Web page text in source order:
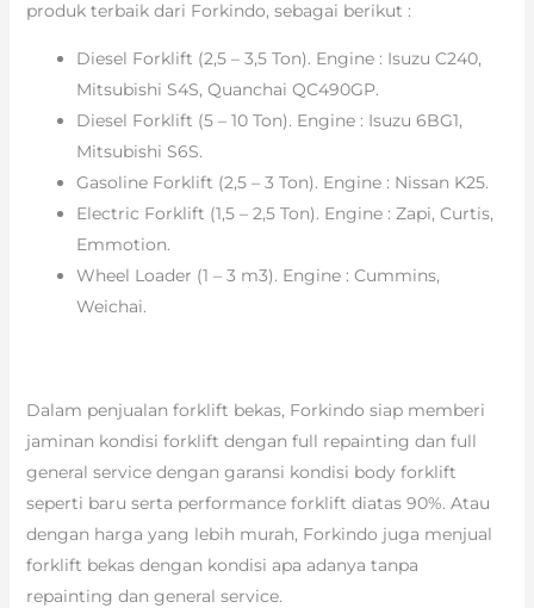
produk terbaik dari Forkindo, sebagai berikut :
Diesel Forklift (2,5 – 3,5 Ton). Engine : Isuzu C240,
Mitsubishi S4S, Quanchai QC490GP.
Diesel Forklift (5 – 10 Ton). Engine : Isuzu 6BG1,
Mitsubishi S6S.
Gasoline Forklift (2,5 – 3 Ton). Engine : Nissan K25.
Electric Forklift (1,5 – 2,5 Ton). Engine : Zapi, Curtis,
Emmotion.
Wheel Loader (1 – 3 m3). Engine : Cummins,
Weichai.
Dalam penjualan forklift bekas, Forkindo siap memberi
jaminan kondisi forklift dengan full repainting dan full
general service dengan garansi kondisi body forklift
seperti baru serta performance forklift diatas 90%. Atau
dengan harga yang lebih murah, Forkindo juga menjual
forklift bekas dengan kondisi apa adanya tanpa
repainting dan general service.